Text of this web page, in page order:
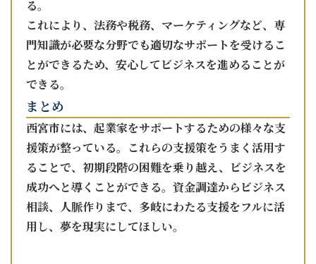
る。
これにより、法務や税務、マーケティングなど、専
門知識が必要な分野でも適切なサポートを受けるこ
とができるため、安心してビジネスを進めることが
できる。
まとめ
西宮市には、起業家をサポートするための様々な支
援策が整っている。これらの支援策をうまく活用す
ることで、初期段階の困難を乗り越え、ビジネスを
成功へと導くことができる。資金調達からビジネス
相談、人脈作りまで、多岐にわたる支援をフルに活
用し、夢を現実にしてほしい。